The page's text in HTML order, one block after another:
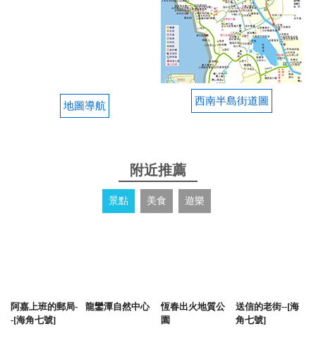
地圖導航 西南半島街道圖
附近推薦
景點 美食 遊樂
阿嘉上班的郵局-
-[海角七號]
龍鑾潭自然中心
恆春出火地質公
園
送信的老街--[海
角七號]